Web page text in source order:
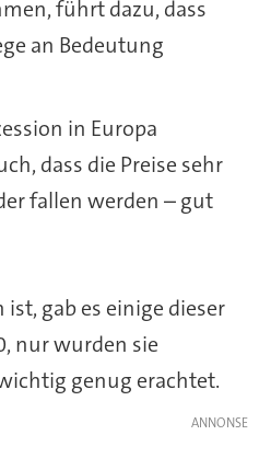
führt dazu, dass
an Bedeutung
in Europa
dass die Preise sehr
fallen werden – gut
gab es einige dieser
nur wurden sie
genug erachtet.